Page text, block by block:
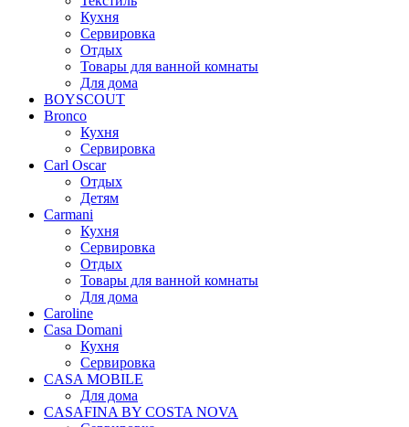
Кухня
Сервировка
Отдых
Товары для ванной комнаты
Для дома
BOYSCOUT
Bronco
Кухня
Сервировка
Carl Oscar
Отдых
Детям
Carmani
Кухня
Сервировка
Отдых
Товары для ванной комнаты
Для дома
Caroline
Casa Domani
Кухня
Сервировка
CASA MOBILE
Для дома
CASAFINA BY COSTA NOVA